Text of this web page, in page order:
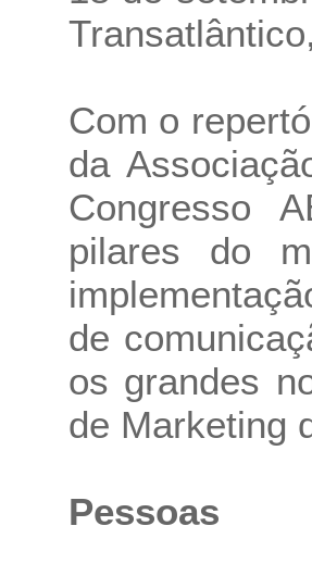
Com o
da
Congresso
pilares do
de
os grandes
de Marketing
Pessoas